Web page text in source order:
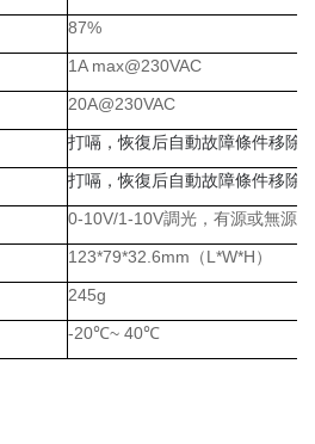
87%
1A max@230VAC
20A@230VAC
打嗝，恢復后自動故障條件移除
打嗝，恢復后自動故障條件移除
0-10V/1-10V調光，有源或無源
123*79*32.6mm （L*W*H）
245g
-20℃~ 40℃